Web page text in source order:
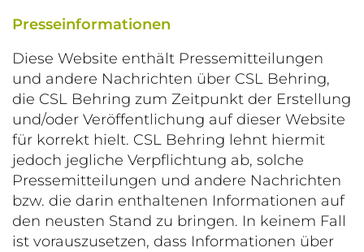
Presseinformationen
Diese Website enthält Pressemitteilungen
und andere Nachrichten über CSL Behring,
die CSL Behring zum Zeitpunkt der Erstellung
und/oder Veröffentlichung auf dieser Website
für korrekt hielt. CSL Behring lehnt hiermit
jedoch jegliche Verpflichtung ab, solche
Pressemitteilungen und andere Nachrichten
bzw. die darin enthaltenen Informationen auf
den neusten Stand zu bringen. In keinem Fall
ist vorauszusetzen, dass Informationen über